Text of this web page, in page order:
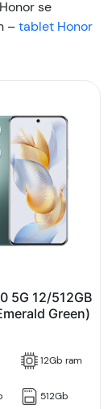
se
–tablet Honor
5G 12/512GB
Green)
12Gb ram
512Gb